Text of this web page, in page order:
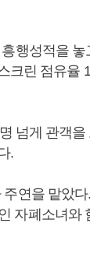
행성적을
크린 점유율
넘게 관객을
.
연을 맡았
자폐소녀와